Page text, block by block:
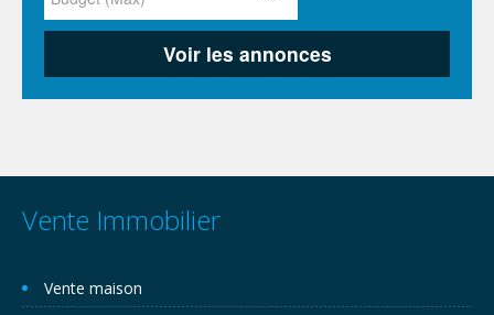
Vente Immobilier
Vente maison